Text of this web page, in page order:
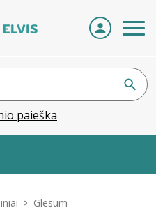
paieška
Glesum